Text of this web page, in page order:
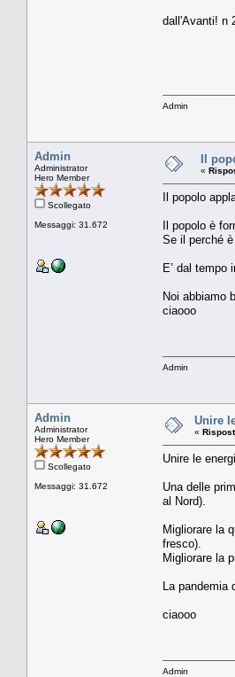
dall'Avanti! n
Admin
Admin
Administrator
Hero Member
Scollegato
Messaggi: 31.672
Il
«
Il popolo
Il popolo è
Se il perché
E’ dal tempo
Noi abbiamo
ciaooo
Admin
Admin
Administrator
Hero Member
Scollegato
Messaggi: 31.672
Unire
«
Unire le
Una delle
al Nord).
Migliorare la
fresco).
Migliorare la
La pandemia
ciaooo
Admin